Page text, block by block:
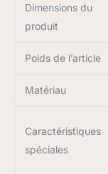
Dimensions du
produit
Poids de l’article
Matériau
Caractéristiques
spéciales